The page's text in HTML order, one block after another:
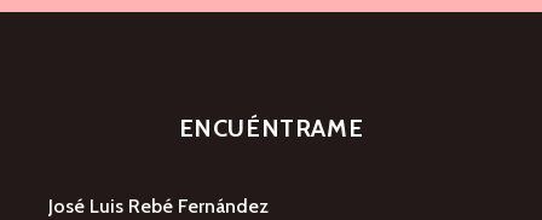
ENCUÉNTRAME
José Luis Rebé Fernández